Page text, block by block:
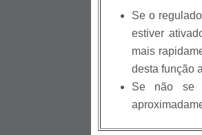
Se o
estiver
mais
desta função
Se não se